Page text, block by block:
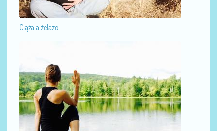
Ciąża a żelazo...